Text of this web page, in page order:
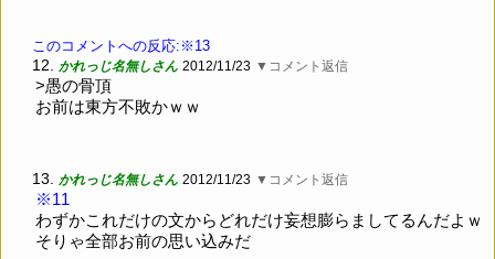
このコメントへの反応:※13
12. かれっじ名無しさん 2012/11/23 ▼コメント返信
>愚の骨頂
お前は東方不敗かｗｗ
13. かれっじ名無しさん 2012/11/23 ▼コメント返信
※11
わずかこれだけの文からどれだけ妄想膨らましてるんだよｗ
そりゃ全部お前の思い込みだ